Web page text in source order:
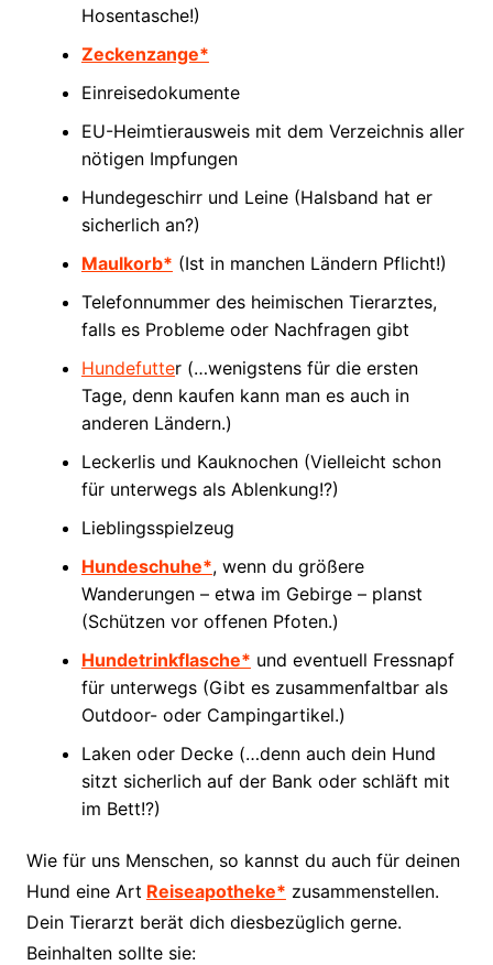
Hosentasche!)
Zeckenzange*
Einreisedokumente
EU-Heimtierausweis mit dem Verzeichnis aller
nötigen Impfungen
Hundegeschirr und Leine (Halsband hat er
sicherlich an?)
Maulkorb* (Ist in manchen Ländern Pflicht!)
Telefonnummer des heimischen Tierarztes,
falls es Probleme oder Nachfragen gibt
Hundefutter (…wenigstens für die ersten
Tage, denn kaufen kann man es auch in
anderen Ländern.)
Leckerlis und Kauknochen (Vielleicht schon
für unterwegs als Ablenkung!?)
Lieblingsspielzeug
Hundeschuhe*, wenn du größere
Wanderungen – etwa im Gebirge – planst
(Schützen vor offenen Pfoten.)
Hundetrinkflasche* und eventuell Fressnapf
für unterwegs (Gibt es zusammenfaltbar als
Outdoor- oder Campingartikel.)
Laken oder Decke (…denn auch dein Hund
sitzt sicherlich auf der Bank oder schläft mit
im Bett!?)
Wie für uns Menschen, so kannst du auch für deinen
Hund eine Art Reiseapotheke* zusammenstellen.
Dein Tierarzt berät dich diesbezüglich gerne.
Beinhalten sollte sie: